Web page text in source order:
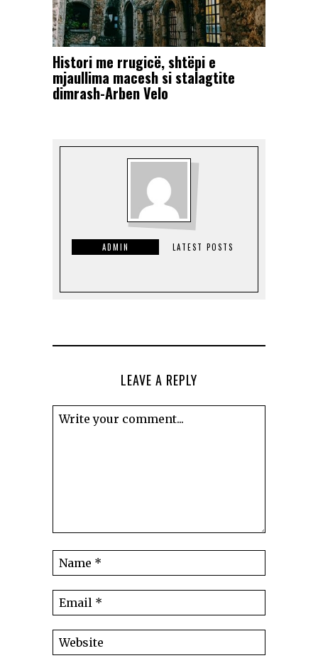
Histori me rrugicë, shtëpi e
mjaullima macesh si stalagtite
dimrash-Arben Velo
ADMIN LATEST POSTS
LEAVE A REPLY